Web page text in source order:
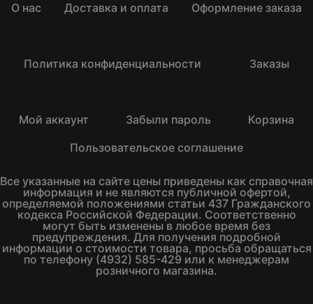
О нас Доставка и оплата Оформление заказа
Политика конфиденциальности Заказы
Мой аккаунт Забыли пароль
Корзина
Пользовательское соглашение
Все указанные на сайте цены приведены как справочная
информация и не являются публичной офертой,
определяемой положениями статьи 437 Гражданского
кодекса Российской Федерации. Соответственно
могут быть изменены в любое время без
предупреждения. Для получения подробной
информации о стоимости товара, просьба обращаться
по телефону (4932) 585-429 или к менеджерам
розничного магазина.